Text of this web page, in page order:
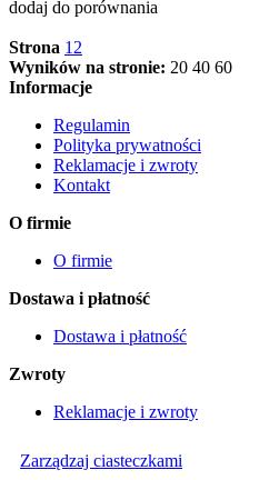
dodaj do porównania
Strona 1 2
Wyników na stronie: 20 40 60
Informacje
Regulamin
Polityka prywatności
Reklamacje i zwroty
Kontakt
O firmie
O firmie
Dostawa i płatność
Dostawa i płatność
Zwroty
Reklamacje i zwroty
Zarządzaj ciasteczkami